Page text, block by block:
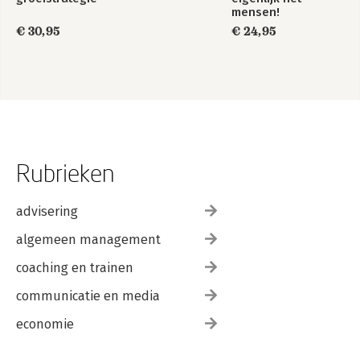
€ 30,95
mensen!
€ 24,95
Rubrieken
advisering
algemeen management
coaching en trainen
communicatie en media
economie